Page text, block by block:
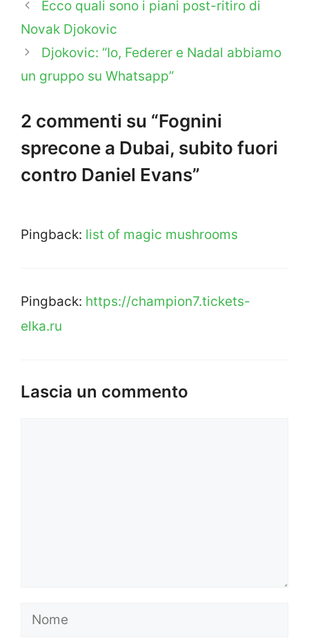
Ecco quali sono i piani post-ritiro di
Novak Djokovic
Djokovic: “Io, Federer e Nadal abbiamo
un gruppo su Whatsapp”
2 commenti su “Fognini
sprecone a Dubai, subito fuori
contro Daniel Evans”
Pingback: list of magic mushrooms
Pingback: https://champion7.tickets-
elka.ru
Lascia un commento
Nome